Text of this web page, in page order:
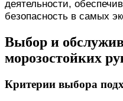
деятельности,
безопасность в самых
Выбор и
морозостойких
Критерии выбора